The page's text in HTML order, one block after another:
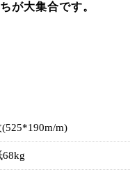
が大集合です。
m)
68kg